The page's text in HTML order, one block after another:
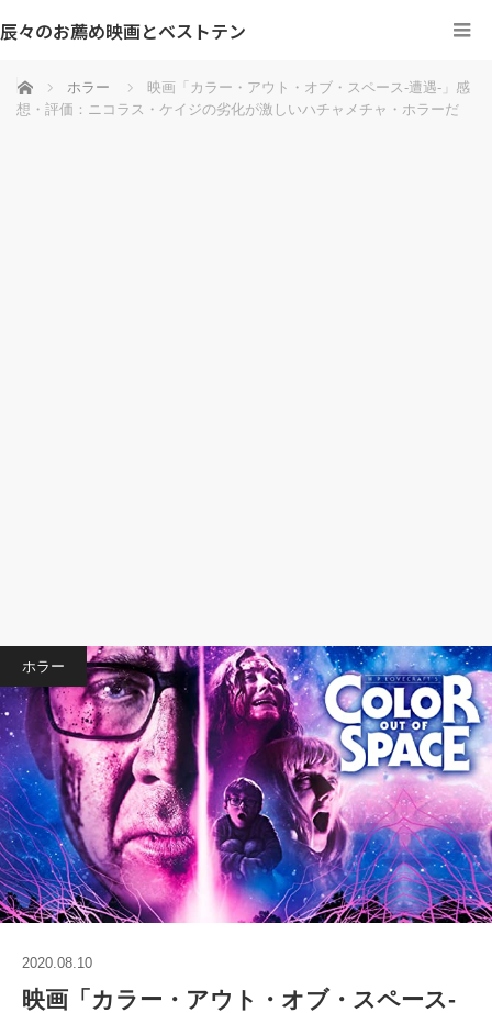
辰々のお薦め映画とベストテン
ホーム ホラー
映画「カラー・アウト・オブ・スペース-遭遇-」感
想・評価：ニコラス・ケイジの劣化が激しいハチャメチャ・ホラーだ
ホラー
2020.08.10
映画「カラー・アウト・オブ・スペース-